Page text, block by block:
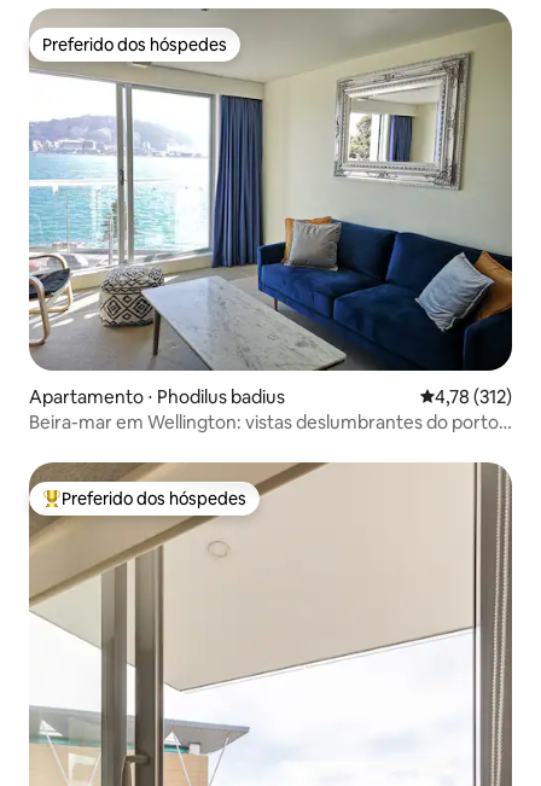
Preferido dos hóspedes
Preferido dos hóspedes
Apartamento ⋅ Phodilus badius 4,78 de uma
4,78 (312)
Beira-mar em Wellington: vistas deslumbrantes do porto,
Entre os melhores preferidos dos hóspedes
Preferido dos hóspedes